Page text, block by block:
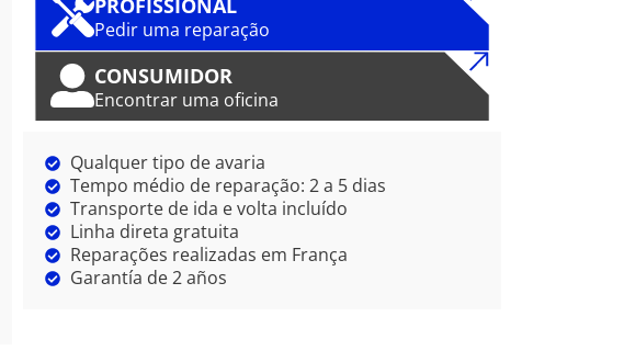
PROFISSIONAL
Pedir uma reparação
CONSUMIDOR
Encontrar uma oficina
Qualquer tipo de avaria
Tempo médio de reparação: 2 a 5 dias
Transporte de ida e volta incluído
Linha direta gratuita
Reparações realizadas em França
Garantía de 2 años